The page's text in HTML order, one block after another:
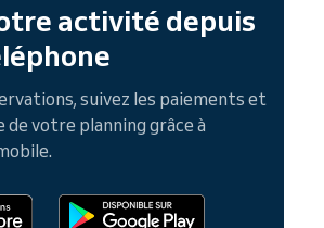
activité depuis
suivez les paiements et
votre planning grâce à